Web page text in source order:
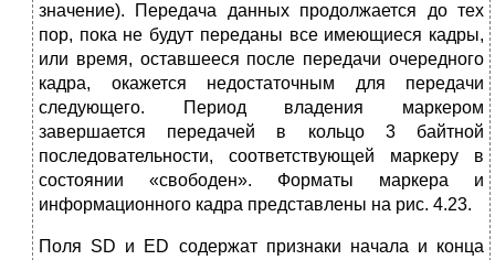
значение). Передача данных продолжается до тех
пор, пока не будут переданы все имеющиеся кадры,
или время, оставшееся после передачи очередного
кадра, окажется недостаточным для передачи
следующего. Период владения маркером
завершается передачей в кольцо 3 байтной
последовательности, соответствующей маркеру в
состоянии «свободен». Форматы маркера и
информационного кадра представлены на рис. 4.23.
Поля SD и ED содержат признаки начала и конца